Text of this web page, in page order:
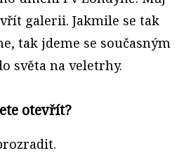
galerii. Jakmile se tak
tak jdeme se současným
světa na veletrhy.
otevřít?